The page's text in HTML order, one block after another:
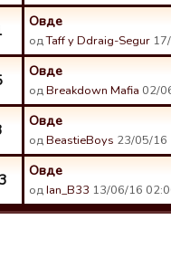
Овде
одTaff y Ddraig-Segur
Овде
одBreakdown Mafia 02/
Овде
одBeastieBoys 23/05/16
Овде
одIan_B33 13/06/16